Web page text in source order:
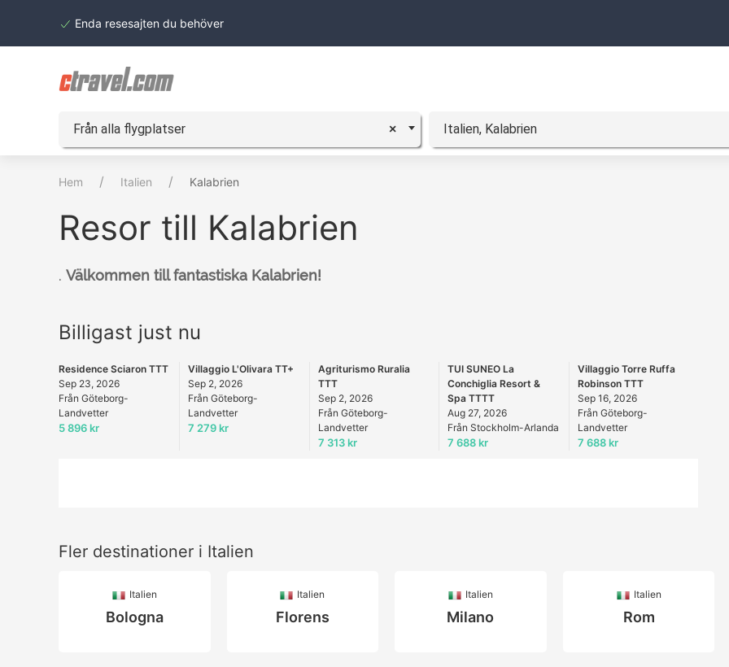
Enda resesajten du behöver
×
Från alla flygplatser Italien, Kalabrien
Hem Italien Kalabrien
Resor till Kalabrien
. Välkommen till fantastiska Kalabrien!
Billigast just nu
Residence Sciaron TTT
Sep 23, 2026
Från Göteborg-
Landvetter
5 896 kr
Villaggio L'Olivara TT+
Sep 2, 2026
Från Göteborg-
Landvetter
7 279 kr
Agriturismo Ruralia
TTT
Sep 2, 2026
Från Göteborg-
Landvetter
7 313 kr
TUI SUNEO La
Conchiglia Resort &
Spa TTTT
Aug 27, 2026
Från Stockholm-Arlanda
7 688 kr
Villaggio Torre Ruffa
Robinson TTT
Sep 16, 2026
Från Göteborg-
Landvetter
7 688 kr
Fler destinationer i Italien
Italien
Bologna
Italien
Florens
Italien
Milano
Italien
Rom